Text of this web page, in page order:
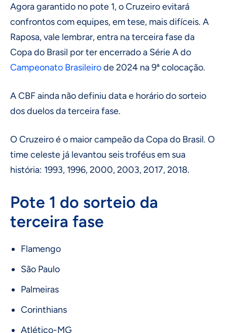
Agora garantido no pote 1, o Cruzeiro evitará
confrontos com equipes, em tese, mais difíceis. A
Raposa, vale lembrar, entra na terceira fase da
Copa do Brasil por ter encerrado a Série A do
Campeonato Brasileirode 2024 na 9ª colocação.
A CBF ainda não definiu data e horário do sorteio
dos duelos da terceira fase.
O Cruzeiro é o maior campeão da Copa do Brasil. O
time celeste já levantou seis troféus em sua
história: 1993, 1996, 2000, 2003, 2017, 2018.
Pote 1 do sorteio da
terceira fase
Flamengo
São Paulo
Palmeiras
Corinthians
Atlético-MG